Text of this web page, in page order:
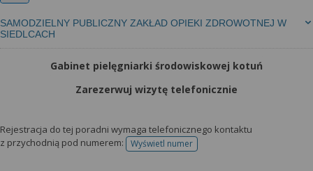
SAMODZIELNY PUBLICZNY ZAKŁAD OPIEKI ZDROWOTNEJ W
SIEDLCACH
Gabinet pielęgniarki środowiskowej kotuń
Zarezerwuj wizytę telefonicznie
Rejestracja do tej poradni wymaga telefonicznego kontaktu
z przychodnią pod numerem:
Wyświetl numertelefonu do rejestracji